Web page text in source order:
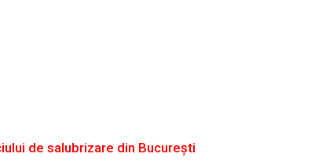
de salubrizare din București